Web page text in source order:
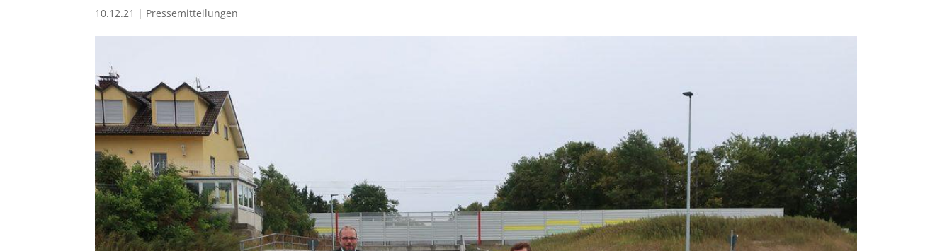
10.12.21 | Pressemitteilungen